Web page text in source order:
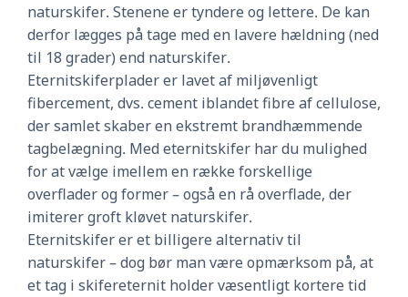
naturskifer. Stenene er tyndere og lettere. De kan
derfor lægges på tage med en lavere hældning (ned
til 18 grader) end naturskifer.
Eternitskiferplader er lavet af miljøvenligt
fibercement, dvs. cement iblandet fibre af cellulose,
der samlet skaber en ekstremt brandhæmmende
tagbelægning. Med eternitskifer har du mulighed
for at vælge imellem en række forskellige
overflader og former – også en rå overflade, der
imiterer groft kløvet naturskifer.
Eternitskifer er et billigere alternativ til
naturskifer – dog bør man være opmærksom på, at
et tag i skifereternit holder væsentligt kortere tid